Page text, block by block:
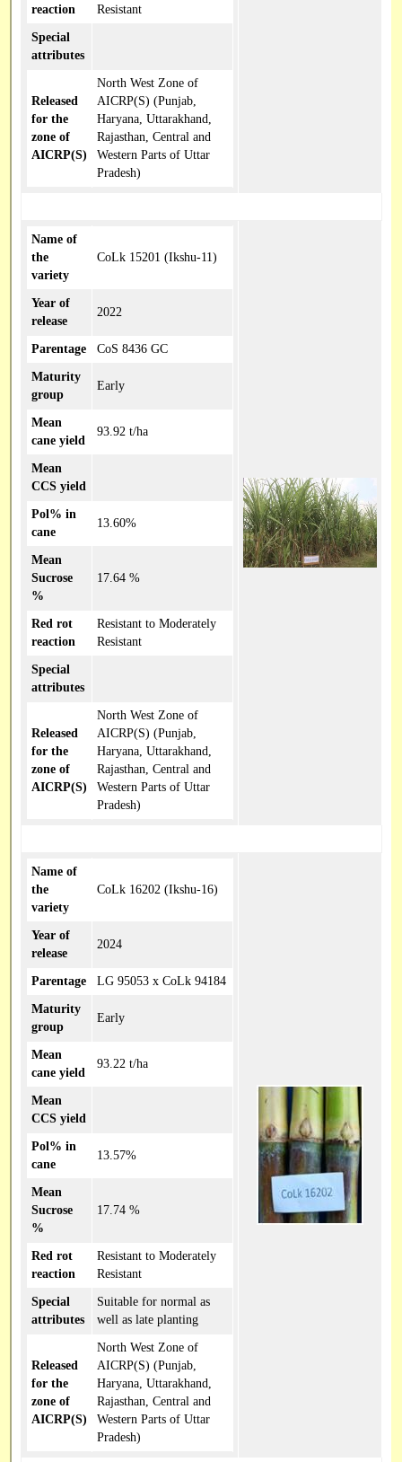
reaction
Resistant
Special
attributes
Released
for the
zone of
AICRP(S)
North West Zone of
AICRP(S) (Punjab,
Haryana, Uttarakhand,
Rajasthan, Central and
Western Parts of Uttar
Pradesh)
Name of
the
variety
CoLk 15201 (Ikshu-11)
Year of
release
2022
Parentage CoS 8436 GC
Maturity
group
Early
Mean
cane yield
93.92 t/ha
Mean
CCS yield
Pol% in
cane
13.60%
Mean
Sucrose
%
17.64 %
Red rot
reaction
Resistant to Moderately
Resistant
Special
attributes
Released
for the
zone of
AICRP(S)
North West Zone of
AICRP(S) (Punjab,
Haryana, Uttarakhand,
Rajasthan, Central and
Western Parts of Uttar
Pradesh)
Name of
the
variety
CoLk 16202 (Ikshu-16)
Year of
release
2024
Parentage LG 95053 x CoLk 94184
Maturity
group
Early
Mean
cane yield
93.22 t/ha
Mean
CCS yield
Pol% in
cane
13.57%
Mean
Sucrose
%
17.74 %
Red rot
reaction
Resistant to Moderately
Resistant
Special
attributes
Suitable for normal as
well as late planting
Released
for the
zone of
AICRP(S)
North West Zone of
AICRP(S) (Punjab,
Haryana, Uttarakhand,
Rajasthan, Central and
Western Parts of Uttar
Pradesh)